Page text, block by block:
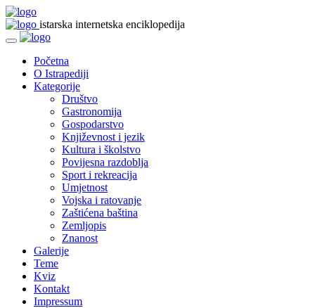
istarska internetska enciklopedija
Početna
O Istrapediji
Kategorije
Društvo
Gastronomija
Gospodarstvo
Književnost i jezik
Kultura i školstvo
Povijesna razdoblja
Sport i rekreacija
Umjetnost
Vojska i ratovanje
Zaštićena baština
Zemljopis
Znanost
Galerije
Teme
Kviz
Kontakt
Impressum